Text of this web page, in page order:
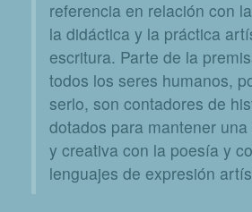
referencia en relación con
la didáctica y la práctica
escritura. Parte de la
todos los seres humanos,
serlo, son contadores de
dotados para mantener
y creativa con la poesía y
lenguajes de expresión